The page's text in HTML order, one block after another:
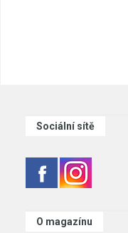
Sociální sítě
O magazínu